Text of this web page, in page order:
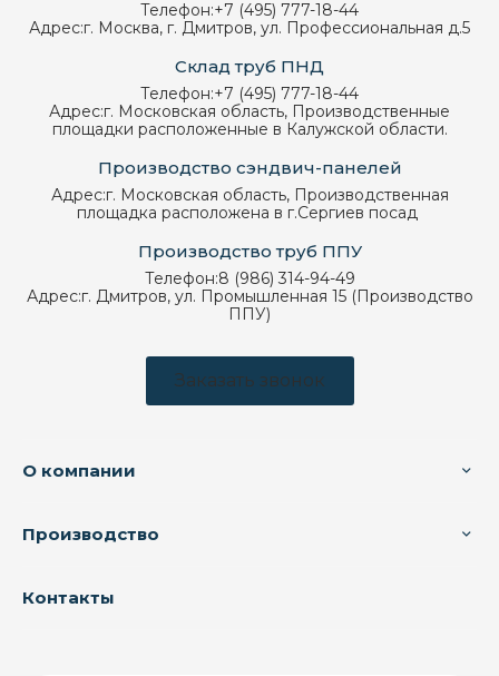
Телефон:+7 (495) 777-18-44
Адрес:г. Москва, г. Дмитров, ул. Профессиональная д.5
Склад труб ПНД
Телефон:+7 (495) 777-18-44
Адрес:г. Московская область, Производственные
площадки расположенные в Калужской области.
Производство сэндвич-панелей
Адрес:г. Московская область, Производственная
площадка расположена в г.Сергиев посад
Производство труб ППУ
Телефон:8 (986) 314-94-49
Адрес:г. Дмитров, ул. Промышленная 15 (Производство
ППУ)
Заказать звонок
О компании
Производство
Контакты